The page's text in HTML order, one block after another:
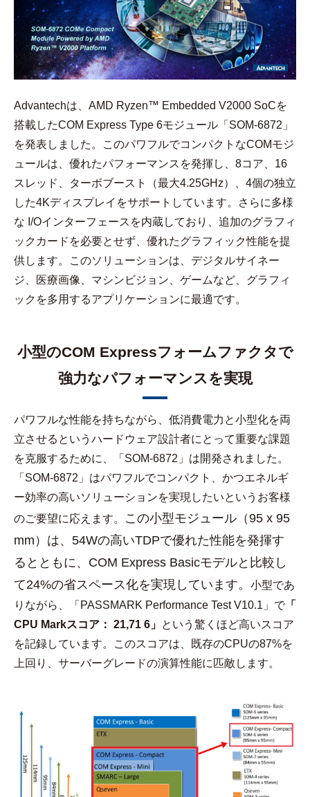
Advantechは、AMD Ryzen™ Embedded V2000 SoCを
搭載したCOM Express Type 6モジュール「SOM-6872」
を発表しました。このパワフルでコンパクトなCOMモジ
ュールは、優れたパフォーマンスを発揮し、8コア、16
スレッド、ターボブースト（最大4.25GHz）、4個の独立
した4Kディスプレイをサポートしています。さらに多様
な I/Oインターフェースを内蔵しており、追加のグラフィ
ックカードを必要とせず、優れたグラフィック性能を提
供します。このソリューションは、デジタルサイネー
ジ、医療画像、マシンビジョン、ゲームなど、グラフィ
ックを多用するアプリケーションに最適です。
小型のCOM Expressフォームファクタで
強力なパフォーマンスを実現
パワフルな性能を持ちながら、低消費電力と小型化を両
立させるというハードウェア設計者にとって重要な課題
を克服するために、「SOM-6872」は開発されました。
「SOM-6872」はパワフルでコンパクト、かつエネルギ
ー効率の高いソリューションを実現したいというお客様
のご要望に応えます。
この小型モジュール（95 x 95
mm）は、54Wの高いTDPで優れた性能を発揮す
るとともに、COM Express Basicモデルと比較し
て24%の省スペース化を実現しています。 小型であ
りながら、「PASSMARK Performance Test V10.1」で「
CPU Markスコア： 21,71 6」 という驚くほど高いスコア
を記録しています。このスコアは、既存のCPUの87%を
上回り、サーバーグレードの演算性能に匹敵します。